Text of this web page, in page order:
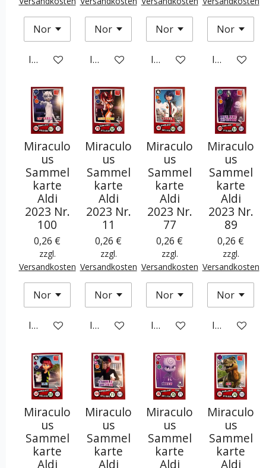
In den WarenkorbIn den WarenkorbIn den WarenkorbIn den
Miraculo
us
Sammel
karte
Aldi
2023 Nr.
100
0,26 €
zzgl.
Versandkosten
In den Warenkorb
Miraculo
us
Sammel
karte
Aldi
2023 Nr.
11
0,26 €
zzgl.
Versandkosten
In den Warenkorb
Miraculo
us
Sammel
karte
Aldi
2023 Nr.
77
0,26 €
zzgl.
Versandkosten
In den Warenkorb
Miraculo
us
Sammel
karte
Aldi
2023 Nr.
89
0,26 €
zzgl.
Versandkosten
In den
Miraculo
us
Sammel
karte
Aldi
Miraculo
us
Sammel
karte
Aldi
Miraculo
us
Sammel
karte
Aldi
Miraculo
us
Sammel
karte
Aldi